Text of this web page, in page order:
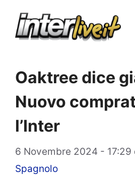
Oaktree dice
Nuovo
l’Inter
6 Novembre 2024 - 17:29
Spagnolo